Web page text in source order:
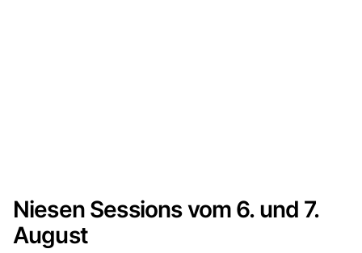
Niesen Sessions vom 6. und 7.
August